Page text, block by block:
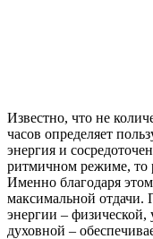
Известно, что не
часов определяет
энергия и
ритмичном режиме, то
Именно благодаря
максимальной отдачи.
энергии –
духовной –